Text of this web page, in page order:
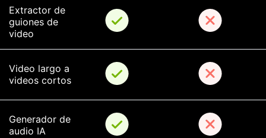
Extractor de
guiones de
video
Video largo a
videos cortos
Generador de
audio IA